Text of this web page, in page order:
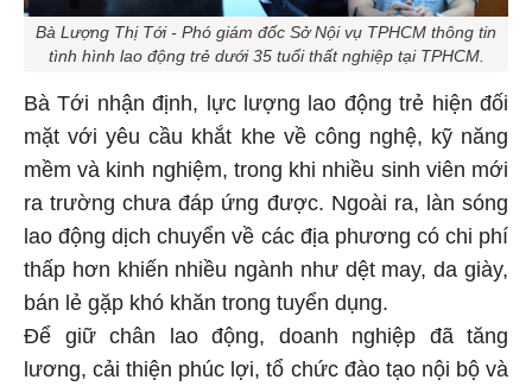
Bà Lượng Thị Tới - Phó giám đốc Sở Nội vụ TPHCM thông tin
tình hình lao động trẻ dưới 35 tuổi thất nghiệp tại TPHCM.
Bà Tới nhận định, lực lượng lao động trẻ hiện đối
mặt với yêu cầu khắt khe về công nghệ, kỹ năng
mềm và kinh nghiệm, trong khi nhiều sinh viên mới
ra trường chưa đáp ứng được. Ngoài ra, làn sóng
lao động dịch chuyển về các địa phương có chi phí
thấp hơn khiến nhiều ngành như dệt may, da giày,
bán lẻ gặp khó khăn trong tuyển dụng.
Để giữ chân lao động, doanh nghiệp đã tăng
lương, cải thiện phúc lợi, tổ chức đào tạo nội bộ và